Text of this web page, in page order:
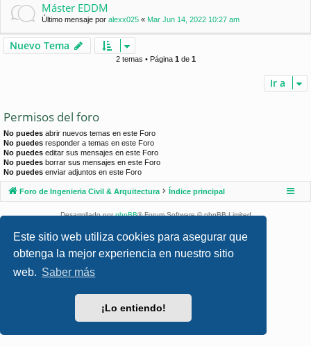
Este sitio web utiliza cookies para asegurar que
obtenga la mejor experiencia en nuestro sitio
web. Saber más
¡Lo entiendo!
Máster EDDM
Último mensaje por alexx025 « Mar Jun 14, 2022 10:27 am
Nuevo Tema
2 temas • Página 1de 1
Ir a
Permisos del foro
No puedes abrir nuevos temas en este Foro
No puedes responder a temas en este Foro
No puedes editar sus mensajes en este Foro
No puedes borrar sus mensajes en este Foro
No puedes enviar adjuntos en este Foro
Foro de Ingenieria Civil & Arquitectura Índice principal
Desarrollado porphpBB® Forum Software © phpBB Limited
Traducción al español porphpBB España
Privacidad| Condiciones